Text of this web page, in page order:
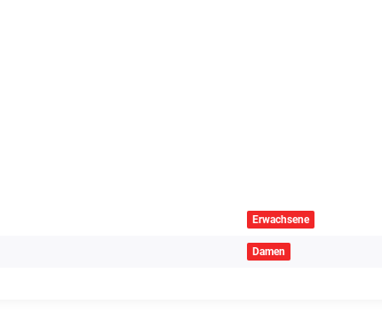
Erwachsene
Damen